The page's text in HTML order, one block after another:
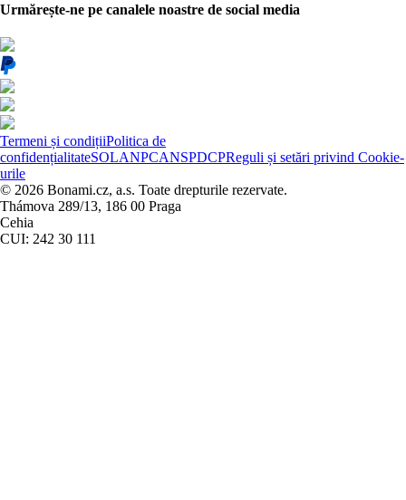
Urmărește-ne pe canalele noastre de social media
Termeni și condițiiPolitica de
confidențialitateSOLANPCANSPDCPReguli și setări privind Cookie-
urile
© 2026 Bonami.cz, a.s. Toate drepturile rezervate.
Thámova 289/13, 186 00 Praga
Cehia
CUI: 242 30 111